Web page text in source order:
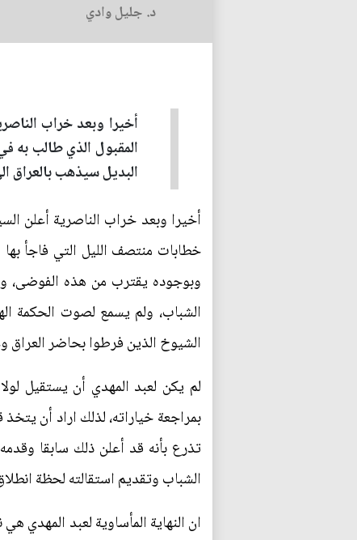
د. جليل وادي
أخيرا وبعد خراب
المقبول الذي طالب به
البديل سيذهب بالعراق
أخيرا وبعد خراب الناصرية أعلن
خطابات منتصف الليل التي فاجأ
الشباب، ولم يسمع لصوت الحكمة
الشيوخ الذين فرطوا بحاضر العراق
لم يكن لعبد المهدي أن يستقيل
بمراجعة خياراته، لذلك اراد أن
تذرع بأنه قد أعلن ذلك سابقا
الشباب وتقديم استقالته لحظة
ان النهاية المأساوية لعبد